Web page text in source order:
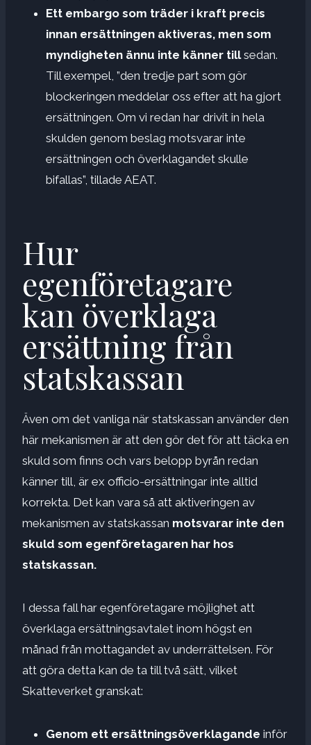
Ett embargo som träder i kraft precis
innan ersättningen aktiveras, men som
myndigheten ännu inte känner tillsedan.
Till exempel, ”den tredje part som gör
blockeringen meddelar oss efter att ha gjort
ersättningen. Om vi ​​redan har drivit in hela
skulden genom beslag motsvarar inte
ersättningen och överklagandet skulle
bifallas”, tillade AEAT.
Hur
egenföretagare
kan överklaga
ersättning från
statskassan
Även om det vanliga när statskassan använder den
här mekanismen är att den gör det för att täcka en
skuld som finns och vars belopp byrån redan
känner till, är ex officio-ersättningar inte alltid
korrekta. Det kan vara så att aktiveringen av
mekanismen av statskassan motsvarar inte den
skuld som egenföretagaren har hos
statskassan.
I dessa fall har egenföretagare möjlighet att
överklaga ersättningsavtalet inom högst en
månad från mottagandet av underrättelsen. För
att göra detta kan de ta till två sätt, vilket
Skatteverket granskat:
Genom ett ersättningsöverklagande inför